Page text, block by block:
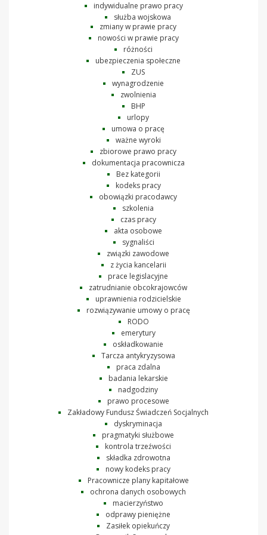
indywidualne prawo pracy
służba wojskowa
zmiany w prawie pracy
nowości w prawie pracy
różności
ubezpieczenia społeczne
ZUS
wynagrodzenie
zwolnienia
BHP
urlopy
umowa o pracę
ważne wyroki
zbiorowe prawo pracy
dokumentacja pracownicza
Bez kategorii
kodeks pracy
obowiązki pracodawcy
szkolenia
czas pracy
akta osobowe
sygnaliści
związki zawodowe
z życia kancelarii
prace legislacyjne
zatrudnianie obcokrajowców
uprawnienia rodzicielskie
rozwiązywanie umowy o pracę
RODO
emerytury
oskładkowanie
Tarcza antykryzysowa
praca zdalna
badania lekarskie
nadgodziny
prawo procesowe
Zakładowy Fundusz Świadczeń Socjalnych
dyskryminacja
pragmatyki służbowe
kontrola trzeźwości
składka zdrowotna
nowy kodeks pracy
Pracownicze plany kapitałowe
ochrona danych osobowych
macierzyństwo
odprawy pieniężne
Zasiłek opiekuńczy